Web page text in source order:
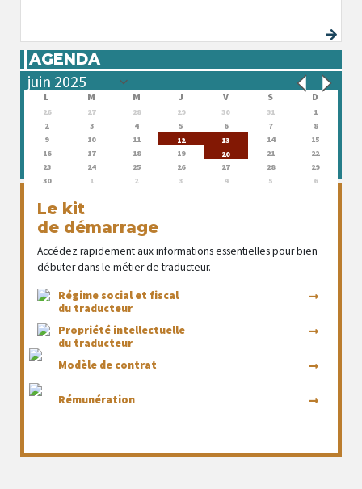
AGENDA
L M M J V S D
26 27 28 29 30 31
1
2
3 4 5 6 7
8
9
10 11 12 13 14
15
16
17 18 19 20 21
22
23
24 25 26 27 28
29
30
1 2 3 4 5 6
Le kit
de démarrage
Accédez rapidement aux informations essentielles pour bien
débuter dans le métier de traducteur.
Régime social et fiscal
du traducteur
Propriété intellectuelle
du traducteur
Modèle de contrat
Rémunération